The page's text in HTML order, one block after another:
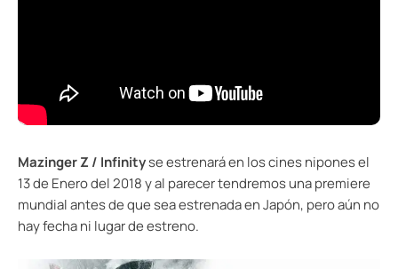
Mazinger Z / Infinityse estrenará en los cines nipones el
13 de Enero del 2018 y al parecer tendremos una premiere
mundial antes de que sea estrenada en Japón, pero aún no
hay fecha ni lugar de estreno.